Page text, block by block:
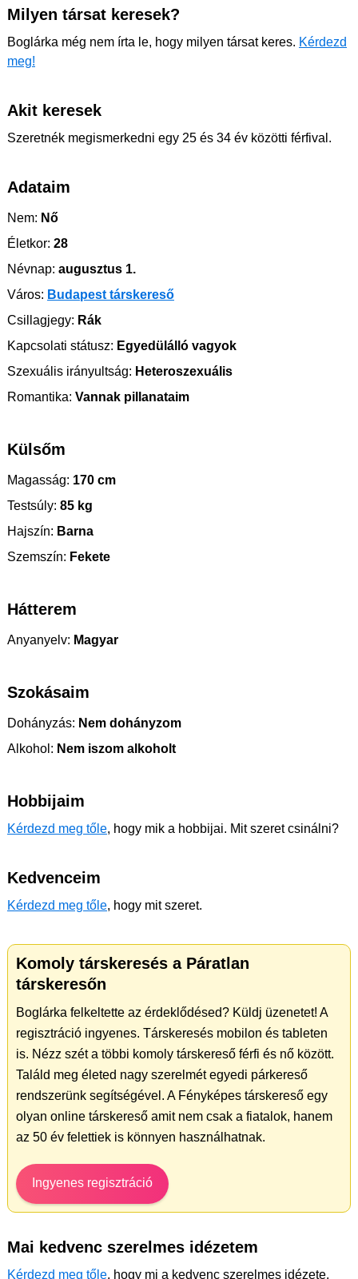
Milyen társat keresek?
Boglárka még nem írta le, hogy milyen társat keres. Kérdezd
meg!
Akit keresek
Szeretnék megismerkedni egy 25 és 34 év közötti férfival.
Adataim
Nem: Nő
Életkor: 28
Névnap: augusztus 1.
Város: Budapest társkereső
Csillagjegy: Rák
Kapcsolati státusz: Egyedülálló vagyok
Szexuális irányultság: Heteroszexuális
Romantika: Vannak pillanataim
Külsőm
Magasság: 170 cm
Testsúly: 85 kg
Hajszín: Barna
Szemszín: Fekete
Hátterem
Anyanyelv: Magyar
Szokásaim
Dohányzás: Nem dohányzom
Alkohol: Nem iszom alkoholt
Hobbijaim
Kérdezd meg tőle, hogy mik a hobbijai. Mit szeret csinálni?
Kedvenceim
Kérdezd meg tőle, hogy mit szeret.
Komoly társkeresés a Páratlan
társkeresőn
Boglárka felkeltette az érdeklődésed? Küldj üzenetet! A
regisztráció ingyenes. Társkeresés mobilon és tableten
is. Nézz szét a többi komoly társkereső férfi és nő között.
Találd meg életed nagy szerelmét egyedi párkereső
rendszerünk segítségével. A Fényképes társkereső egy
olyan online társkereső amit nem csak a fiatalok, hanem
az 50 év felettiek is könnyen használhatnak.
Ingyenes regisztráció
Mai kedvenc szerelmes idézetem
Kérdezd meg tőle, hogy mi a kedvenc szerelmes idézete.